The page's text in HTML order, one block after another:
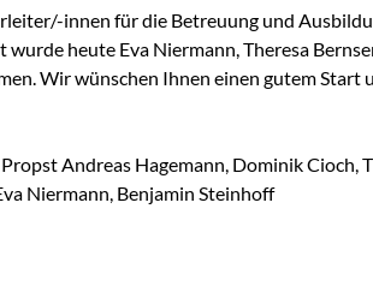
innen für die Betreuung und
wurde heute Eva Niermann, Theresa
Wir wünschen Ihnen einen gutem Start
Andreas Hagemann, Dominik Cioch,
Niermann, Benjamin Steinhoff